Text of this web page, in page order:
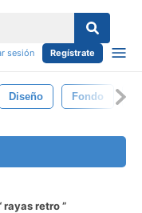
sesión Regístrate
Diseño Fondo
rayas retro